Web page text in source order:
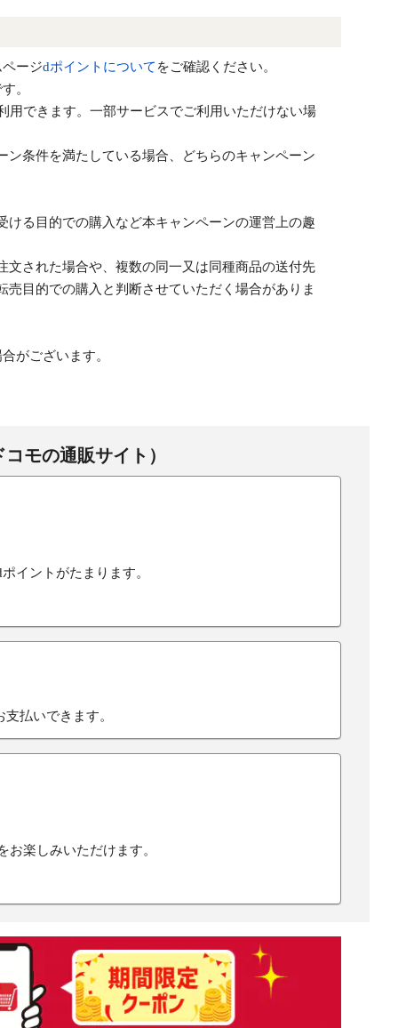
ージdポイントについて をご確認ください。
。
できます。一部サービスでご利用いただけない場
条件を満たしている場合、どちらのキャンペーン
る目的での購入など本キャンペーンの運営上の趣
された場合や、複数の同一又は同種商品の送付先
目的での購入と判断させていただく場合がありま
がございます。
モの通販サイト）
イントがたまります。
払いできます。
楽しみいただけます。